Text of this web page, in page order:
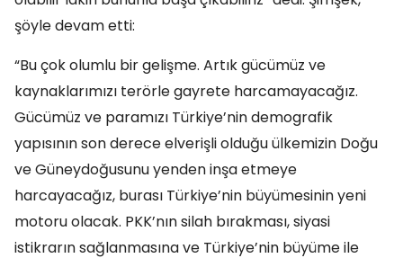
şöyle devam etti:
“Bu çok olumlu bir gelişme. Artık gücümüz ve
kaynaklarımızı terörle gayrete harcamayacağız.
Gücümüz ve paramızı Türkiye’nin demografik
yapısının son derece elverişli olduğu ülkemizin Doğu
ve Güneydoğusunu yenden inşa etmeye
harcayacağız, burası Türkiye’nin büyümesinin yeni
motoru olacak. PKK’nın silah bırakması, siyasi
istikrarın sağlanmasına ve Türkiye’nin büyüme ile